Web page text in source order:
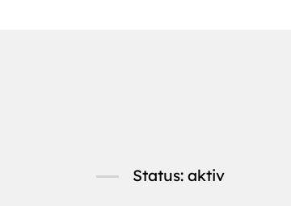
Status: aktiv